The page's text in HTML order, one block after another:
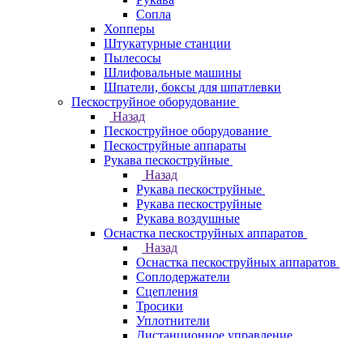
Сопла
Хопперы
Штукатурные станции
Пылесосы
Шлифовальные машины
Шпатели, боксы для шпатлевки
Пескоструйное оборудование
Назад
Пескоструйное оборудование
Пескоструйные аппараты
Рукава пескоструйные
Назад
Рукава пескоструйные
Рукава пескоструйные
Рукава воздушные
Оснастка пескоструйных аппаратов
Назад
Оснастка пескоструйных аппаратов
Соплодержатели
Сцепления
Тросики
Уплотнители
Дистанционное управление